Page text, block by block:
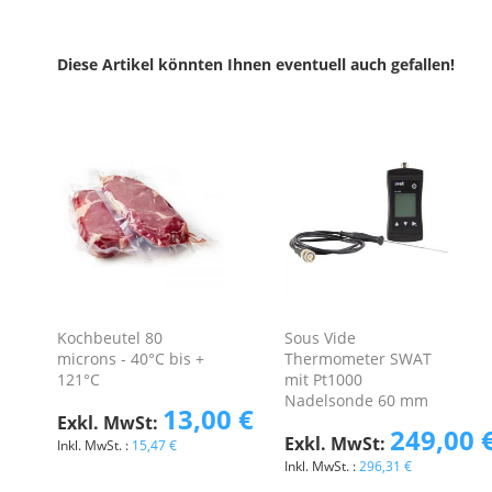
Diese Artikel könnten Ihnen eventuell auch gefallen!
Kochbeutel 80
microns - 40°C bis +
121°C
15,47 €
13,00 €
Sous Vide
Thermometer SWAT
mit Pt1000
Nadelsonde 60 mm
296,31 €
249,00